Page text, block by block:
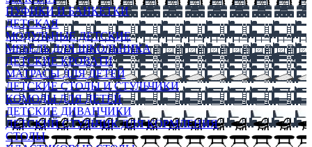
ПУФИКИ И БАНКЕТКИ
ДЕТСКАЯ
МОДУЛЬНЫЕ ДЕТСКИЕ
МЕБЕЛЬ ДЛЯ ШКОЛЬНИКА
ДЕТСКИЕ КРОВАТИ
МАТРАСЫ ДЛЯ ДЕТЕЙ
ДЕТСКИЕ СТОЛЫ И СТУЛЬЧИКИ
КОМОДЫ ДЛЯ ДЕТЕЙ
ДЕТСКИЕ ДИВАНЧИКИ
ДЕТСКИЙ СТУЛЬЧИК ДЛЯ КОРМЛЕНИЯ
СТОЛЫ